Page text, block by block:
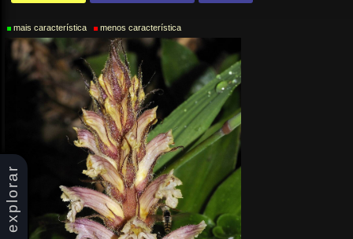
explorar
mais característica menos característica